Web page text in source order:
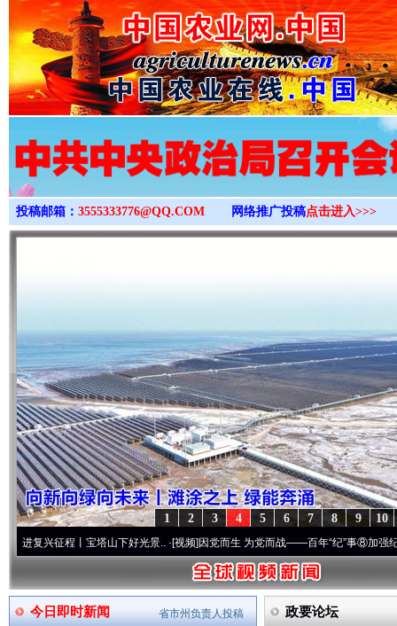
>
投稿邮箱： 3555333776@QQ.COM 网络推广投稿点击进入>>>
10
9
8
7
6
5
4
3
2
1
丨宝塔山下好光景..·[视频]因党而生 为党而战——百年“纪”事⑧加强纪律..·[视频]牢
今日即时新闻 省市州负责人投稿 政要论坛
“后车司机肯定在骂我”